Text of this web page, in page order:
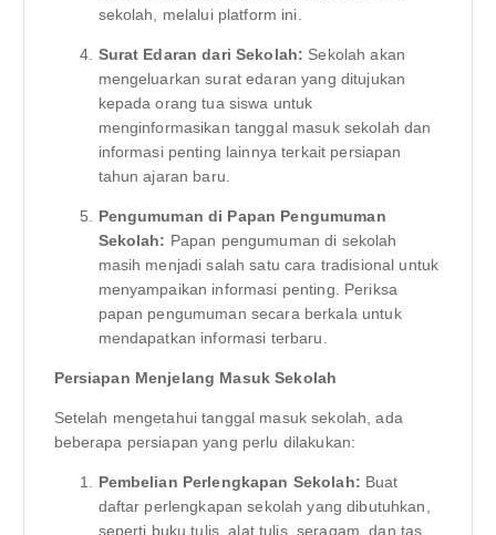
sekolah, melalui platform ini.
Surat Edaran dari Sekolah: Sekolah akan
mengeluarkan surat edaran yang ditujukan
kepada orang tua siswa untuk
menginformasikan tanggal masuk sekolah dan
informasi penting lainnya terkait persiapan
tahun ajaran baru.
Pengumuman di Papan Pengumuman
Sekolah: Papan pengumuman di sekolah
masih menjadi salah satu cara tradisional untuk
menyampaikan informasi penting. Periksa
papan pengumuman secara berkala untuk
mendapatkan informasi terbaru.
Persiapan Menjelang Masuk Sekolah
Setelah mengetahui tanggal masuk sekolah, ada
beberapa persiapan yang perlu dilakukan:
Pembelian Perlengkapan Sekolah: Buat
daftar perlengkapan sekolah yang dibutuhkan,
seperti buku tulis, alat tulis, seragam, dan tas